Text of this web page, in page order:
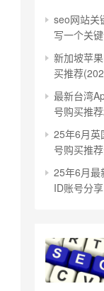
seo网站关
写一个关
新加坡苹
买推荐
最新台湾
号购买推
25年6月英
号购买推
25年6月最
ID账号分享